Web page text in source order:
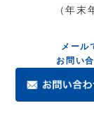
（年末
メール
お問い